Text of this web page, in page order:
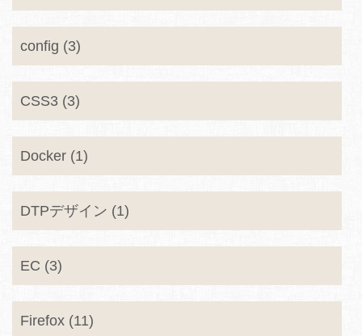
config (3)
CSS3 (3)
Docker (1)
DTPデザイン (1)
EC (3)
Firefox (11)